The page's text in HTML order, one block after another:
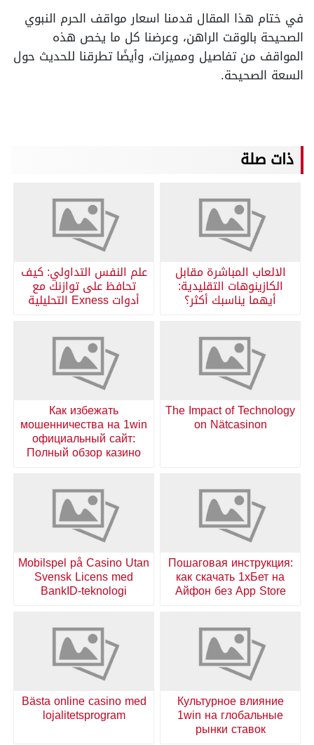
في ختام هذا المقال قدمنا اسعار مواقف الحرم النبوي
الصحيحة بالوقت الراهن، وعرضنا كل ما يخص هذه
المواقف من تفاصيل ومميزات، وأيضًا تطرقنا للحديث حول
السعة الصحيحة.
ذات صلة
الالعاب المباشرة مقابل
الكازينوهات التقليدية:
أيهما يناسبك أكثر؟
علم النفس التداولي: كيف
تحافظ على توازنك مع
أدوات Exness التحليلية
The Impact of Technology
on Nätcasinon
Как избежать
мошенничества на 1win
официальный сайт:
Полный обзор казино
Пошаговая инструкция:
как скачать 1хБет на
Айфон без App Store
Mobilspel på Casino Utan
Svensk Licens med
BankID-teknologi
Культурное влияние
1win на глобальные
рынки ставок
Bästa online casino med
lojalitetsprogram